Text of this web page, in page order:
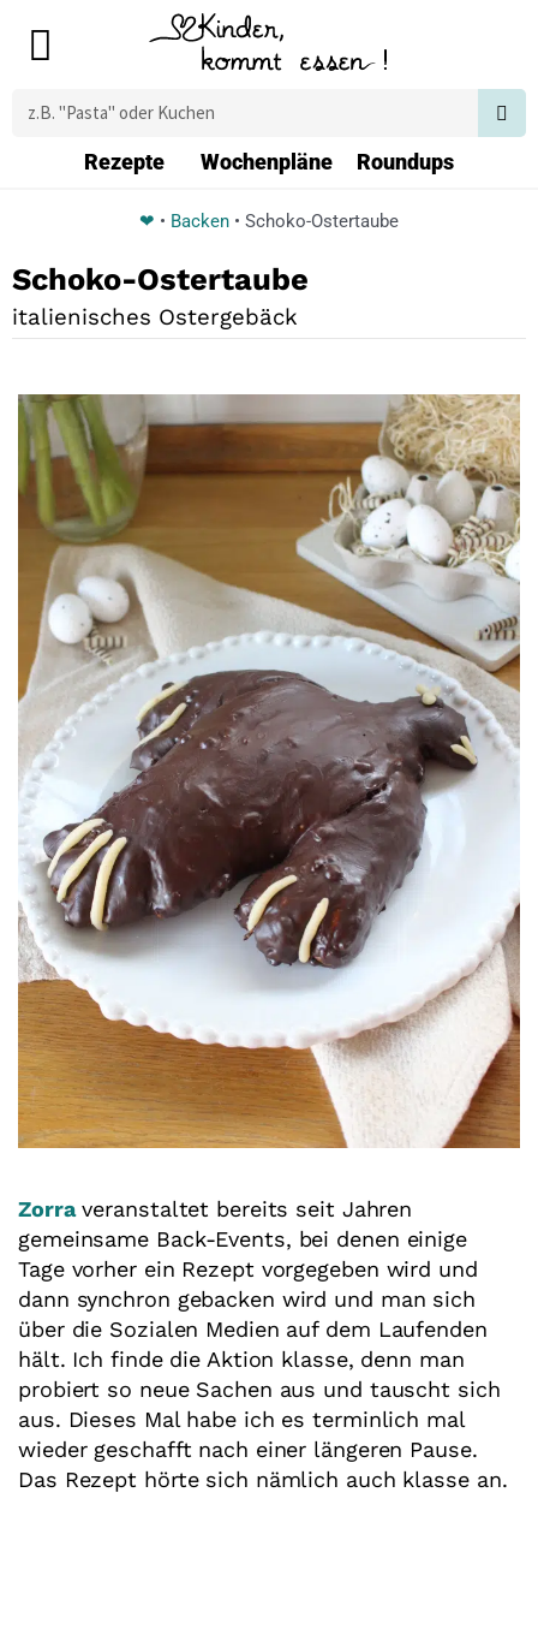
Main
Suche
Rezepte Wochenpläne Roundups
❤ • Backen • Schoko-Ostertaube
Schoko-Ostertaube
italienisches Ostergebäck
Zorraveranstaltet bereits seit Jahren
gemeinsame Back-Events, bei denen einige
Tage vorher ein Rezept vorgegeben wird und
dann synchron gebacken wird und man sich
über die Sozialen Medien auf dem Laufenden
hält. Ich finde die Aktion klasse, denn man
probiert so neue Sachen aus und tauscht sich
aus. Dieses Mal habe ich es terminlich mal
wieder geschafft nach einer längeren Pause.
Das Rezept hörte sich nämlich auch klasse an.